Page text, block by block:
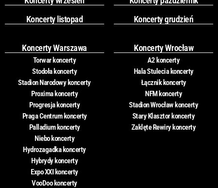
Koncerty listopad
Koncerty grudzień
Koncerty Warszawa
Torwar koncerty
Stodoła koncerty
Stadion Narodowy koncerty
Proxima koncerty
Progresja koncerty
Praga Centrum koncerty
Palladium koncerty
Niebo koncerty
Hydrozagadka koncerty
Hybrydy koncerty
Expo XXI koncerty
VooDoo koncerty
Koncerty Wrocław
A2 koncerty
Hala Stulecia koncerty
Łącznik koncerty
NFM koncerty
Stadion Wrocław koncerty
Stary Klasztor koncerty
Zaklęte Rewiry koncerty